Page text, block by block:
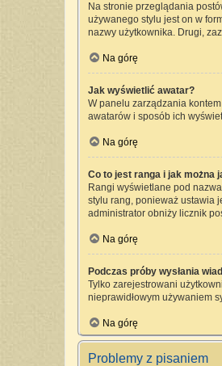
Na stronie przeglądania
używanego stylu jest on w
nazwy użytkownika. Drugi,
Na górę
Jak wyświetlić awatar?
W panelu zarządzania
awatarów i sposób ich
Na górę
Co to jest ranga i jak można
Rangi wyświetlane pod
stylu rang, ponieważ ustawia
administrator obniży licznik
Na górę
Podczas próby wysłania
Tylko zarejestrowani
nieprawidłowym używaniem
Na górę
Problemy z pisaniem